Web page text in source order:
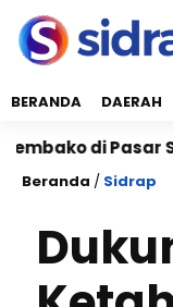
BERANDA DAERAH
di Pasar Sentral
Beranda / Sidrap